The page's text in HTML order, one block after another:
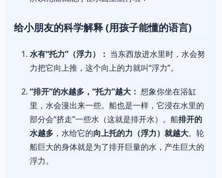
给小朋友的科学解释 (用孩子能懂的语言)
水有“托力”（浮力）： 当东西放进水里时，水会努
力把它向上推，这个向上的力就叫“浮力”。
“排开”的水越多，“托力”越大： 想象你坐在浴缸
里，水会漫出来一些。船也是一样，它浸在水里的
部分会“挤走”一些水（这就是排开水）。船排开的
水越多 ，水给它的向上托的力（浮力）就越大。轮
船巨大的身体就是为了排开巨量的水，产生巨大的
浮力。